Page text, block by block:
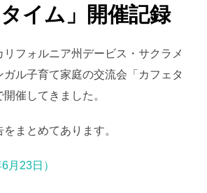
タイム」開催記録
リフォルニア州デービス・サクラメ
ガル子育て家庭の交流会「カフェタ
催してきました。
まとめてあります。
月23日）